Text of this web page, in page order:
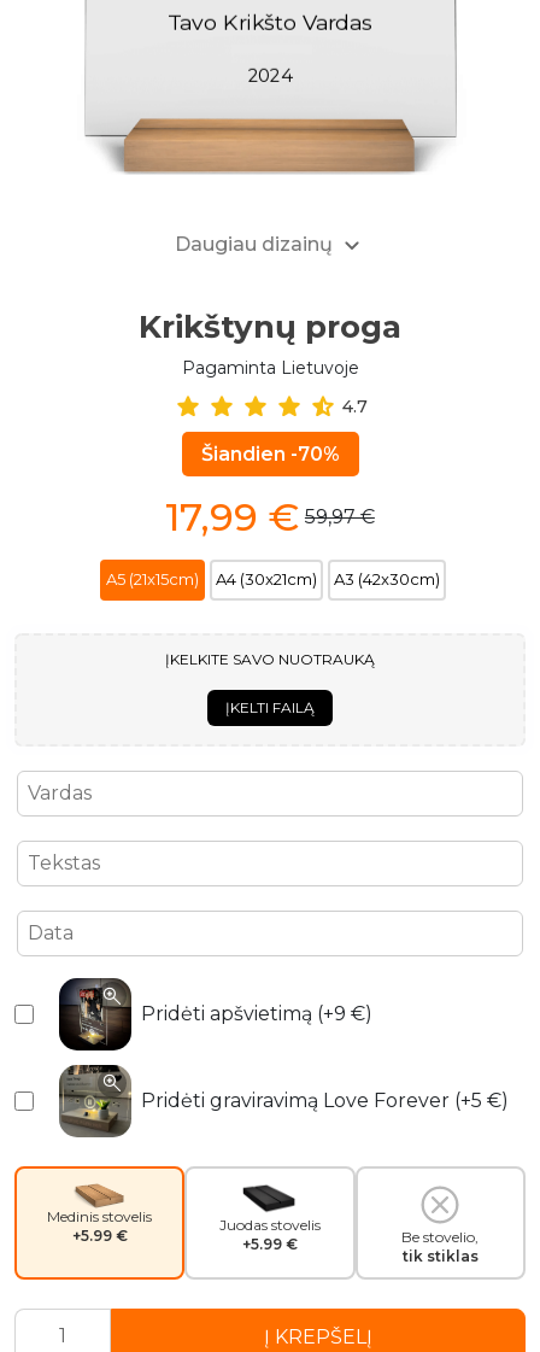
Daugiau dizainų
Krikštynų proga
Pagaminta Lietuvoje
4.7
Šiandien -70%
17,99€ 59,97 €
A5 (21x15cm) A4 (30x21cm) A3 (42x30cm)
ĮKELKITE SAVO NUOTRAUKĄ
ĮKELTI FAILĄ
Pridėti apšvietimą (+9 €)
Pridėti graviravimą Love Forever (+5 €)
Medinis stovelis
+5.99 €
Juodas stovelis
+5.99 €
Be stovelio,
tik stiklas
produkto
Į KREPŠELĮ